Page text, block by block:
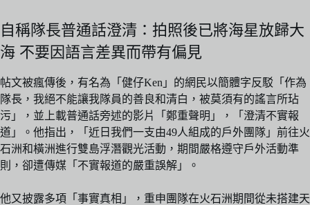
自稱隊長普通話澄清：拍照後已將海星放歸大
海 不要因語言差異而帶有偏見
帖文被瘋傳後，有名為「健仔Ken」的網民以簡體字反駁「作為
隊長，我絕不能讓我隊員的善良和清白，被莫須有的謠言所玷
污」，並上載普通話旁述的影片「鄭重聲明」，「澄清不實報
道」。他指出，「近日我們一支由49人組成的戶外團隊」前往火
石洲和橫洲進行雙島浮潛觀光活動，期間嚴格遵守戶外活動準
則，卻遭傳媒「不實報道的嚴重誤解」。
他又披露多項「事實真相」，重申團隊在火石洲期間從未搭建天